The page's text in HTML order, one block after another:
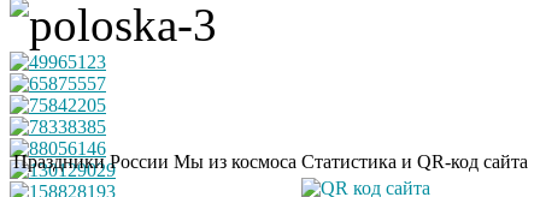
Праздники России Мы из космоса Статистика и QR-код сайта